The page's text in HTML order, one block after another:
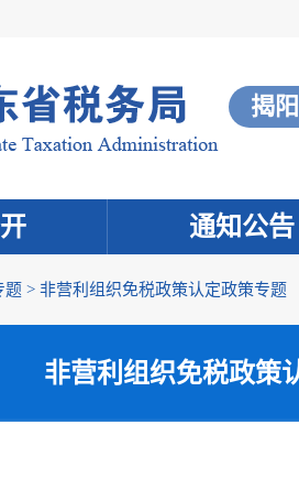
揭阳
通知公告
题 > 非营利组织免税政策认定政策专题
非营利组织免税政策